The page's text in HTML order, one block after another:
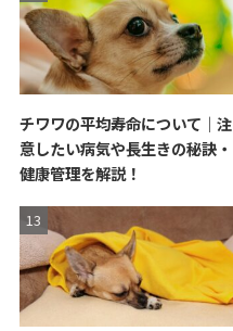
チワワの平均寿命について｜注
意したい病気や長生きの秘訣・
健康管理を解説！